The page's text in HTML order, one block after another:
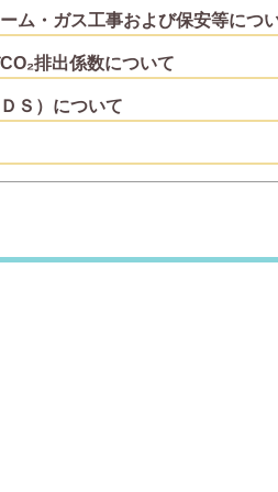
ム・ガス工事および保安等につ
排出係数について
Ｓ）について